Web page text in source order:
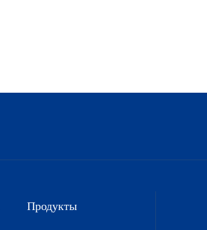
Продукты